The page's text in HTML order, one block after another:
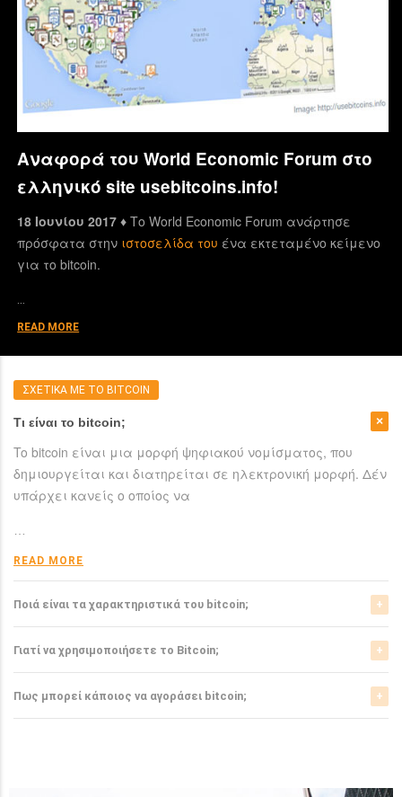
Αναφορά του World Economic Forum στο
ελληνικό site usebitcoins.info!
18 Ιουνίου 2017 ♦Το World Economic Forum ανάρτησε
πρόσφατα στην ιστοσελίδα του ένα εκτεταμένο κείμενο
για το bitcoin.
READ MORE
ΣΧΕΤΙΚΑ ΜΕ ΤΟ BITCOIN
Τι είναι το bitcoin;
To bitcoin είναι μια μορφή ψηφιακού νομίσματος, που
δημιουργείται και διατηρείται σε ηλεκτρονική μορφή. Δέν
υπάρχει κανείς ο οποίος να
…
READ MORE
Ποιά είναι τα χαρακτηριστικά του bitcoin;
Το bitcoin έχει αρκετά σημαντικά χαρακτηριστικά που το
ξεχωρίζουν από τα ελεγχόμενα-από-κυβερνήσεις
νομίσματα.
READ MORE
Γιατί να χρησιμοποιήσετε το Bitcoin;
Το bitcoin είναι μια σχετικά νέα μορφή νομίσματος, η
οποία τώρα αρχίζει να γίνεται αποδεκτή από μιά μεγάλη
μερίδα του
Πως μπορεί κάποιος να αγοράσει bitcoin;
Μπορείτε να αγοράσετε bitcoin είτε από τα αντίστοιχα